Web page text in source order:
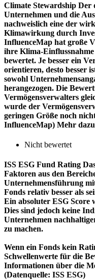
Climate Stewardship Der
Unternehmen und die
nachweislich eine der
Klimawirkung durch
InfluenceMap hat große
ihre Klima-
bewertet. Je besser ein
orientieren, desto besser
sowohl
herangezogen. Die
Vermögensverwalters
wurde der
geringen Größe noch
InfluenceMap) Mehr
Nicht bewertet
ISS ESG Fund Rating
Faktoren aus den
Unternehmensführung
Fonds relativ besser als
Ein absoluter ESG Score
Dies sind jedoch keine
Unternehmen
zu machen.
Wenn ein Fonds kein
Schwellenwerte für die
Informationen über die
(Datenquelle: ISS ESG)